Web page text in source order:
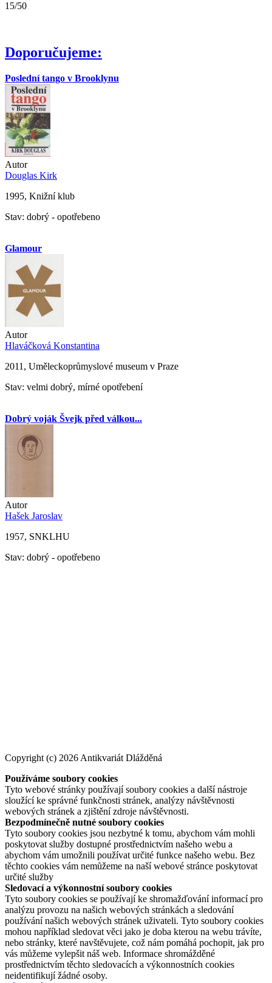
15/50
Doporučujeme:
Poslední tango v Brooklynu
Autor
Douglas Kirk
1995, Knižní klub
Stav: dobrý - opotřebeno
Glamour
Autor
Hlaváčková Konstantina
2011, Uměleckoprůmyslové museum v Praze
Stav: velmi dobrý, mírné opotřebení
Dobrý voják Švejk před válkou...
Autor
Hašek Jaroslav
1957, SNKLHU
Stav: dobrý - opotřebeno
Copyright (c) 2026 Antikvariát Dlážděná
Používáme soubory cookies
Tyto webové stránky používají soubory cookies a další nástroje
sloužící ke správné funkčnosti stránek, analýzy návštěvnosti
webových stránek a zjištění zdroje návštěvnosti.
Bezpodmínečně nutné soubory cookies
Tyto soubory cookies jsou nezbytné k tomu, abychom vám mohli
poskytovat služby dostupné prostřednictvím našeho webu a
abychom vám umožnili používat určité funkce našeho webu. Bez
těchto cookies vám nemůžeme na naší webové stránce poskytovat
určité služby
Sledovací a výkonnostní soubory cookies
Tyto soubory cookies se používají ke shromažďování informací pro
analýzu provozu na našich webových stránkách a sledování
používání našich webových stránek uživateli. Tyto soubory cookies
mohou například sledovat věci jako je doba kterou na webu trávíte,
nebo stránky, které navštěvujete, což nám pomáhá pochopit, jak pro
vás můžeme vylepšit náš web. Informace shromážděné
prostřednictvím těchto sledovacích a výkonnostních cookies
neidentifikují žádné osoby.